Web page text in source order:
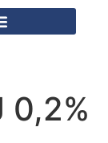
0,2%